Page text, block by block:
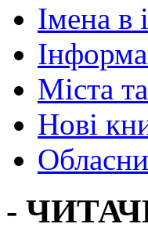
Імена в
Міста
Нові
-